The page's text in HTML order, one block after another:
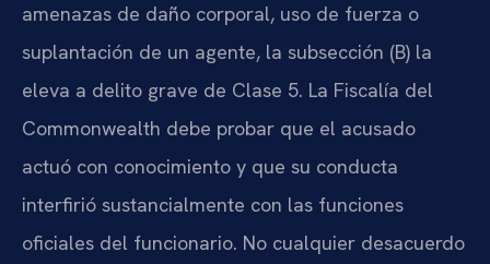
amenazas de daño corporal, uso de fuerza o
suplantación de un agente, la subsección (B) la
eleva a delito grave de Clase 5. La Fiscalía del
Commonwealth debe probar que el acusado
actuó con conocimiento y que su conducta
interfirió sustancialmente con las funciones
oficiales del funcionario. No cualquier desacuerdo